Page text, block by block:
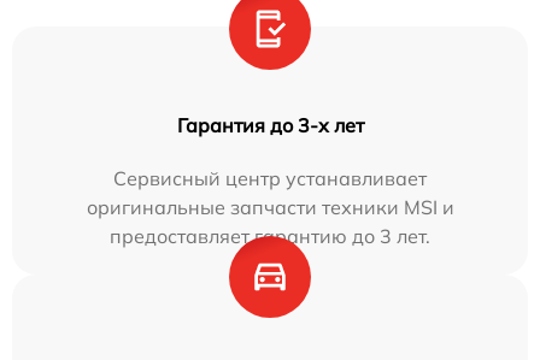
Гарантия до 3-х лет
Сервисный центр устанавливает
оригинальные запчасти техники MSI и
предоставляет гарантию до 3 лет.